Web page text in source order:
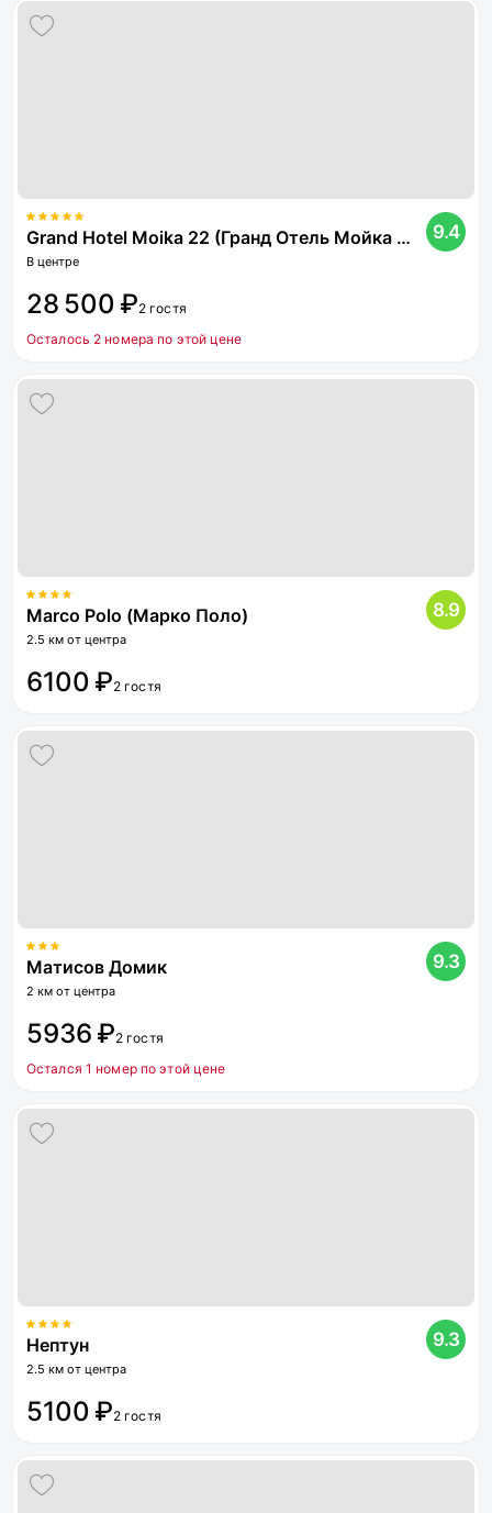
Grand Hotel Moika 22 (Гранд Отель Мойка 22)
В центре
9.4
28 500 ₽2 гостя
Осталось 2 номера по этой цене
Marco Polo (Марко Поло)
2.5 км от центра
8.9
6100 ₽2 гостя
Матисов Домик
2 км от центра
9.3
5936 ₽2 гостя
Остался 1 номер по этой цене
Нептун
2.5 км от центра
9.3
5100 ₽2 гостя